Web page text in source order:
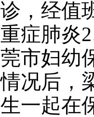
诊，经值
重症肺炎
莞市妇幼
情况后，
生一起在